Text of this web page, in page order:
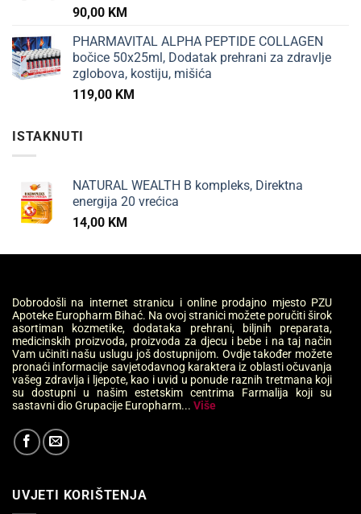
90,00 KM
PHARMAVITAL ALPHA PEPTIDE COLLAGEN
bočice 50x25ml, Dodatak prehrani za zdravlje
zglobova, kostiju, mišića
119,00 KM
ISTAKNUTI
NATURAL WEALTH B kompleks, Direktna
energija 20 vrećica
14,00 KM
Dobrodošli na internet stranicu i online prodajno mjesto PZU
Apoteke Europharm Bihać. Na ovoj stranici možete poručiti širok
asortiman kozmetike, dodataka prehrani, biljnih preparata,
medicinskih proizvoda, proizvoda za djecu i bebe i na taj način
Vam učiniti našu uslugu još dostupnijom. Ovdje također možete
pronaći informacije savjetodavnog karaktera iz oblasti očuvanja
vašeg zdravlja i ljepote, kao i uvid u ponude raznih tretmana koji
su dostupni u našim estetskim centrima Farmalija koji su
sastavni dio Grupacije Europharm... Više
UVJETI KORIŠTENJA